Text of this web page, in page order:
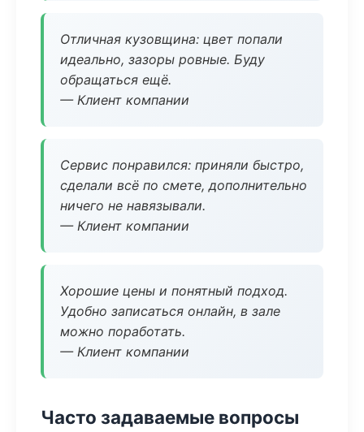
Отличная кузовщина: цвет попали
идеально, зазоры ровные. Буду
обращаться ещё.
— Клиент компании
Сервис понравился: приняли быстро,
сделали всё по смете, дополнительно
ничего не навязывали.
— Клиент компании
Хорошие цены и понятный подход.
Удобно записаться онлайн, в зале
можно поработать.
— Клиент компании
Часто задаваемые вопросы